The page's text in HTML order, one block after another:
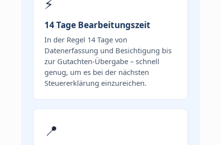
14 Tage Bearbeitungszeit
In der Regel 14 Tage von
Datenerfassung und Besichtigung bis
zur Gutachten-Übergabe – schnell
genug, um es bei der nächsten
Steuererklärung einzureichen.
📍